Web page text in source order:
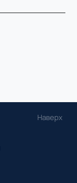
Наверх